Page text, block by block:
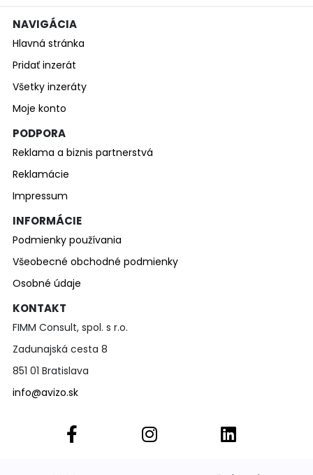
NAVIGÁCIA
Hlavná stránka
Pridať inzerát
Všetky inzeráty
Moje konto
PODPORA
Reklama a biznis partnerstvá
Reklamácie
Impressum
INFORMÁCIE
Podmienky používania
Všeobecné obchodné podmienky
Osobné údaje
KONTAKT
FIMM Consult, spol. s r.o.
Zadunajská cesta 8
851 01 Bratislava
info@avizo.sk